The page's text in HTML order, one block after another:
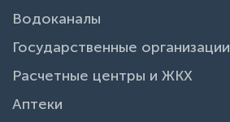
Водоканалы
Государственные организации
Расчетные центры и ЖКХ
Аптеки